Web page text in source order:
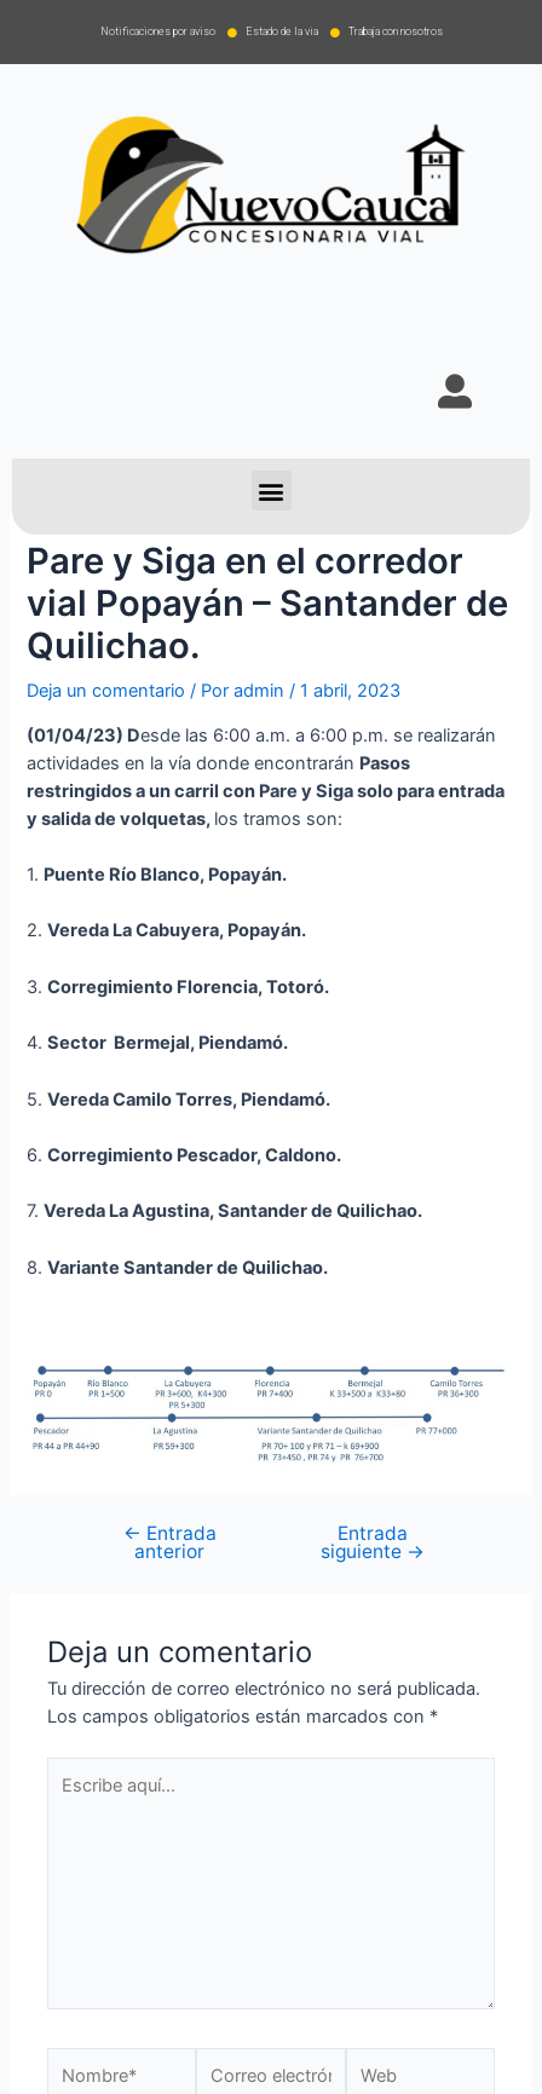
Notificaciones por aviso Estado de la via Trabaja con nosotros
Pare y Siga en el corredor
vial Popayán – Santander de
Quilichao.
Deja un comentario / Poradmin /1 abril, 2023
(01/04/23) Desde las 6:00 a.m. a 6:00 p.m. se realizarán
actividades en la vía donde encontrarán Pasos
restringidos a un carril con Pare y Siga solo para entrada
y salida de volquetas, los tramos son:
1. Puente Río Blanco, Popayán.
2.Vereda La Cabuyera, Popayán.
3.Corregimiento Florencia, Totoró.
4.Sector Bermejal, Piendamó.
5.Vereda Camilo Torres, Piendamó.
6.Corregimiento Pescador, Caldono.
7.Vereda La Agustina, Santander de Quilichao.
8.Variante Santander de Quilichao.
← Entrada
anterior
Entrada
siguiente →
Deja un comentario
Tu dirección de correo electrónico no será publicada.
Los campos obligatorios están marcados con *